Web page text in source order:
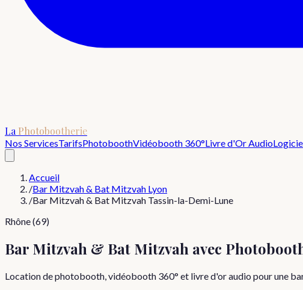
La Photobootherie
Nos ServicesTarifsPhotoboothVidéobooth 360°Livre d'Or Audio
Accueil
/Bar Mitzvah & Bat Mitzvah Lyon
/Bar Mitzvah & Bat Mitzvah Tassin-la-Demi-Lune
Rhône (69)
Bar Mitzvah & Bat Mitzvah avec
Location de photobooth, vidéobooth 360° et livre d'or audio pour une